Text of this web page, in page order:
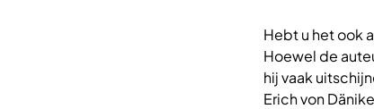
Hebt u het ook
Hoewel de
hij vaak
Erich von